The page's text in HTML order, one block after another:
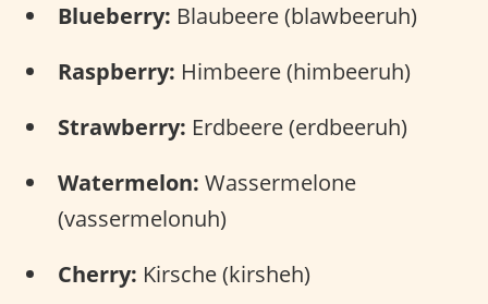
Blueberry: Blaubeere (blawbeeruh)
Raspberry: Himbeere (himbeeruh)
Strawberry: Erdbeere (erdbeeruh)
Watermelon: Wassermelone
(vassermelonuh)
Cherry: Kirsche (kirsheh)